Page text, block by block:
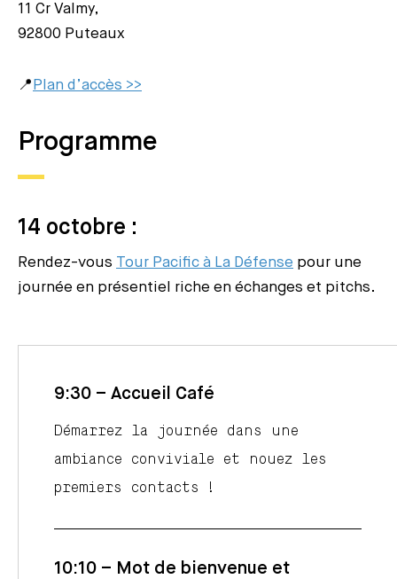
11 Cr Valmy,
92800 Puteaux
📍 Plan d’accès >>
Programme
14 octobre :
Rendez-vous Tour Pacific à La Défense pour une
journée en présentiel riche en échanges et pitchs.
9:30 – Accueil Café
Démarrez la journée dans une
ambiance conviviale et nouez les
premiers contacts !
10:10 – Mot de bienvenue et